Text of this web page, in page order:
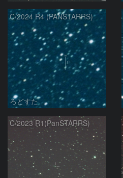
C/2024 R4 (PANSTARRS)
ろどすた
C/2023 R1(PanSTARRS)